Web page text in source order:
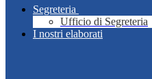
Segreteria
Ufficio di Segreteria
I nostri elaborati